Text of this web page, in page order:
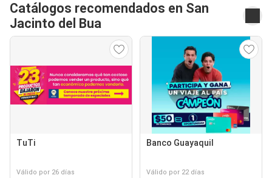
Catálogos recomendados en San
Jacinto del Bua
TuTi
Válido por 26 días
Banco Guayaquil
Válido por 22 días